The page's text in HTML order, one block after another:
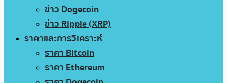
ข่าว Dogecoin
ข่าว Ripple (XRP)
ราคาและการวิเคราะห์
ราคา Bitcoin
ราคา Ethereum